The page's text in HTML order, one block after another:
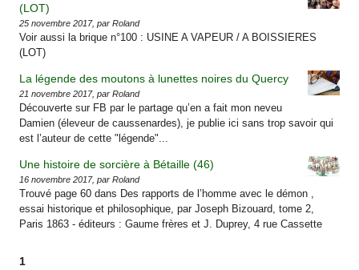
(LOT)
25 novembre 2017, par Roland
Voir aussi la brique n°100 : USINE A VAPEUR / A BOISSIERES
(LOT)
La légende des moutons à lunettes noires du Quercy
21 novembre 2017, par Roland
Découverte sur FB par le partage qu’en a fait mon neveu
Damien (éleveur de caussenardes), je publie ici sans trop savoir qui
est l’auteur de cette "légende"...
Une histoire de sorcière à Bétaille (46)
16 novembre 2017, par Roland
Trouvé page 60 dans Des rapports de l’homme avec le démon ,
essai historique et philosophique, par Joseph Bizouard, tome 2,
Paris 1863 - éditeurs : Gaume frères et J. Duprey, 4 rue Cassette
1